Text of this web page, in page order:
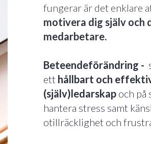
fungerar är det enklare
motivera dig själv och
medarbetare.
Beteendeförändring -
ett hållbart och
(själv)ledarskap och på
hantera stress samt
otillräcklighet och